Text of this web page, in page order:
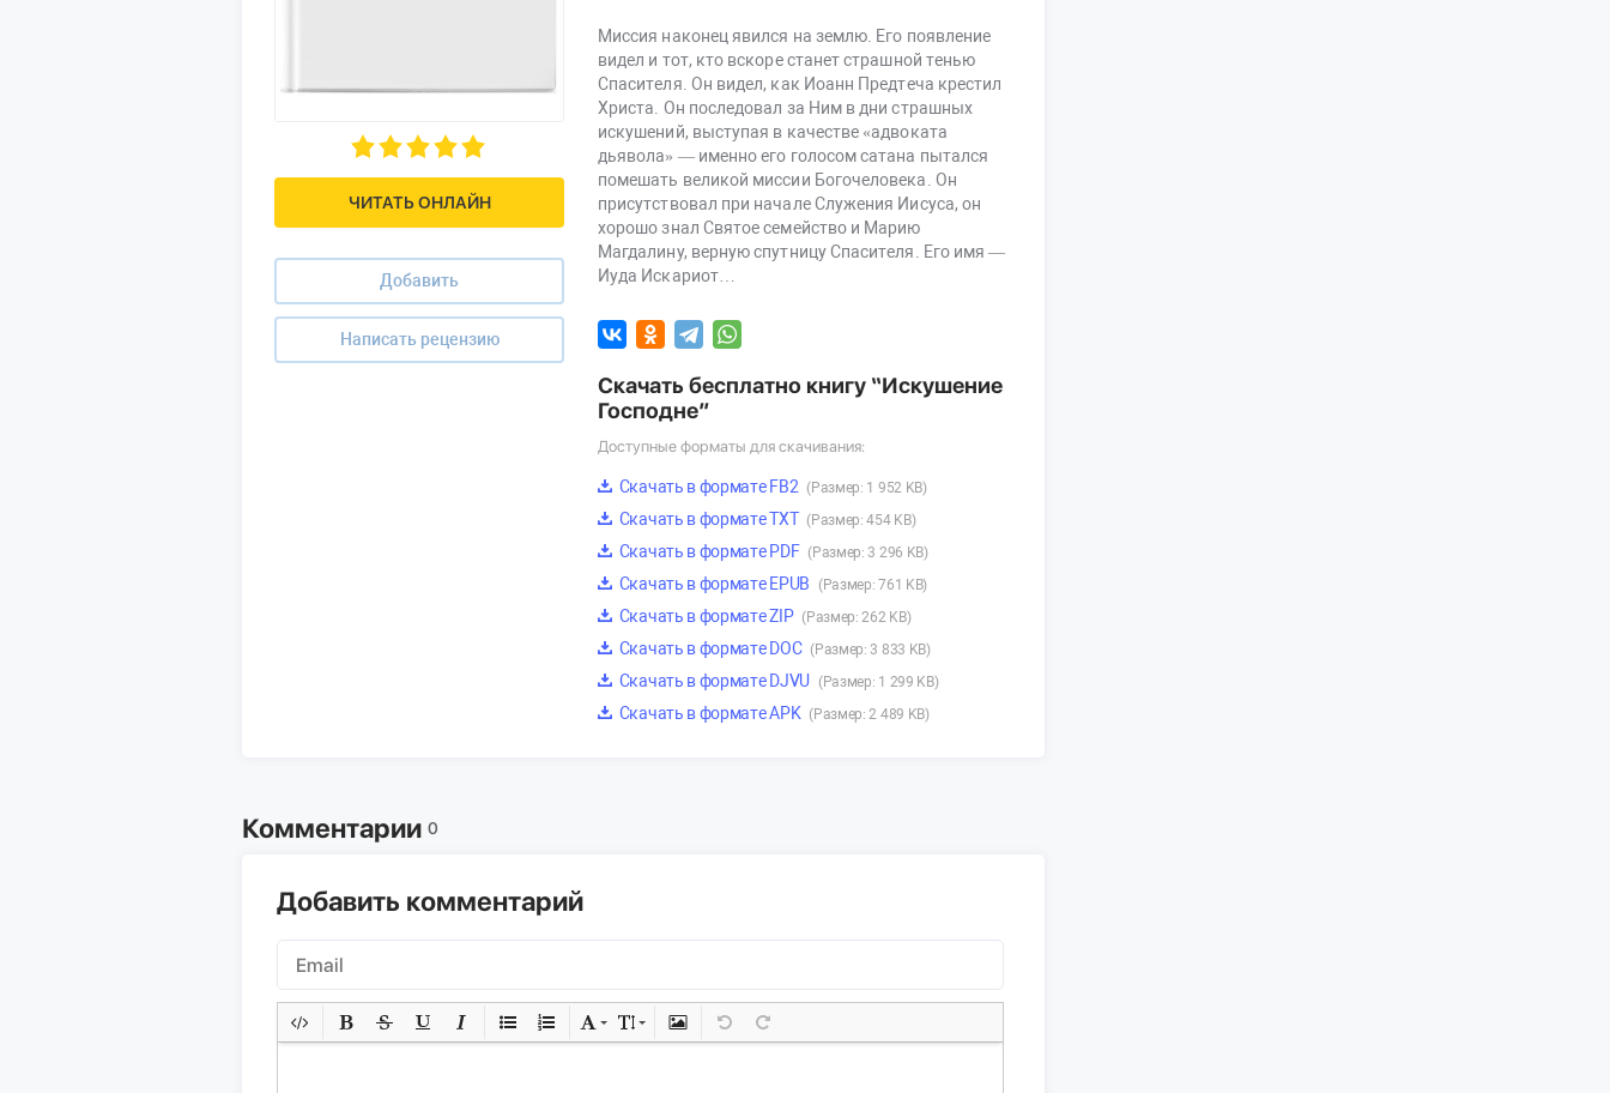
ЧИТАТЬ ОНЛАЙН
Добавить
Написать рецензию
Миссия наконец явился на землю. Его появление
видел и тот, кто вскоре станет страшной тенью
Спасителя. Он видел, как Иоанн Предтеча крестил
Христа. Он последовал за Ним в дни страшных
искушений, выступая в качестве «адвоката
дьявола» — именно его голосом сатана пытался
помешать великой миссии Богочеловека. Он
присутствовал при начале Служения Иисуса, он
хорошо знал Святое семейство и Марию
Магдалину, верную спутницу Спасителя. Его имя —
Иуда Искариот…
Скачать бесплатно книгу “Искушение
Господне”
Доступные форматы для скачивания:
Скачать в формате FB2 (Размер: 1 952 KB)
Скачать в формате TXT (Размер: 454 KB)
Скачать в формате PDF (Размер: 3 296 KB)
Скачать в формате EPUB (Размер: 761 KB)
Скачать в формате ZIP (Размер: 262 KB)
Скачать в формате DOC (Размер: 3 833 KB)
Скачать в формате DJVU (Размер: 1 299 KB)
Скачать в формате APK (Размер: 2 489 KB)
Комментарии 0
Добавить комментарий